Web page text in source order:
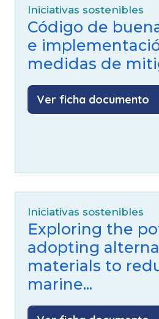
Iniciativas sostenibles
Código de
e
medidas de
Ver ficha documento
Iniciativas sostenibles
Exploring the
adopting
materials to
marine...